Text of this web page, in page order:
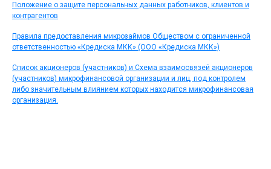
Положение о защите персональных данных работников, клиентов и
контрагентов
Правила предоставления микрозаймов Обществом с ограниченной
ответственностью «Кредиска МКК» (ООО «Кредиска МКК»)
Список акционеров (участников) и Схема взаимосвязей акционеров
(участников) микрофинансовой организации и лиц, под контролем
либо значительным влиянием которых находится микрофинансовая
организация.